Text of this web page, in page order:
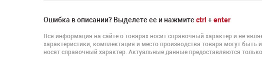
Ошибка в описании? Выделете ее и нажмите ctrl +enter
Вся информация на сайте о товарах носит справочный характер и не
характеристики, комплектация и место производства товара могут
носят справочный характер. Актуальные данные предоставляются